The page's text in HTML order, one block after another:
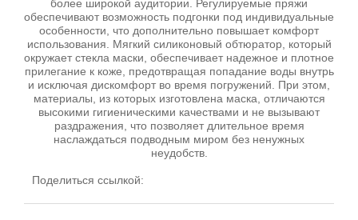
более широкой аудитории. Регулируемые пряжи
обеспечивают возможность подгонки под индивидуальные
особенности, что дополнительно повышает комфорт
использования. Мягкий силиконовый обтюратор, который
окружает стекла маски, обеспечивает надежное и плотное
прилегание к коже, предотвращая попадание воды внутрь
и исключая дискомфорт во время погружений. При этом,
материалы, из которых изготовлена маска, отличаются
высокими гигиеническими качествами и не вызывают
раздражения, что позволяет длительное время
наслаждаться подводным миром без ненужных
неудобств.
Поделиться ссылкой: